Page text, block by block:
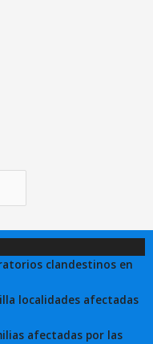
clandestinos en
localidades afectadas
afectadas por las